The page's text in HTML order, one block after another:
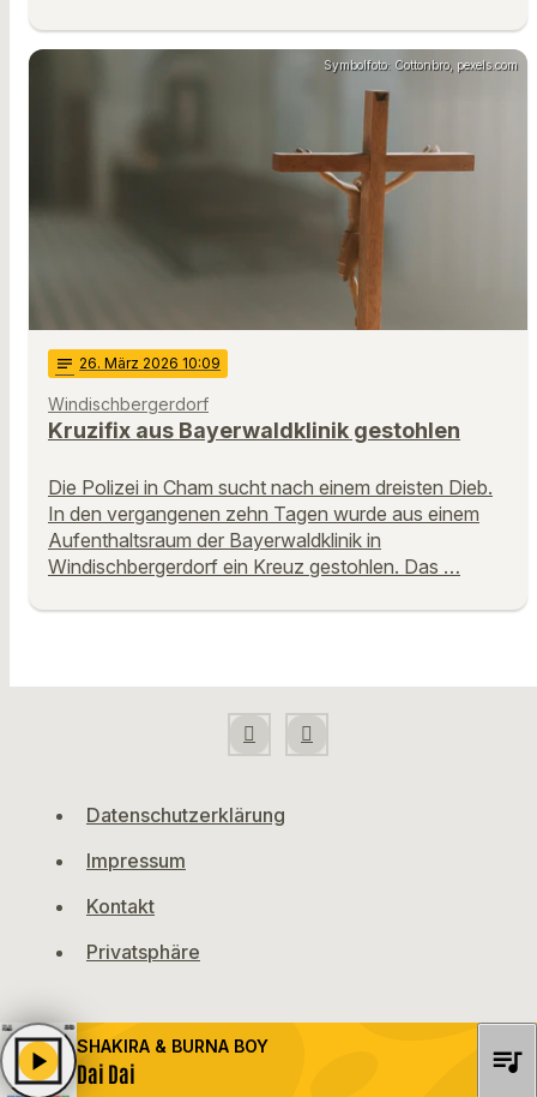
Symbolfoto: Cottonbro, pexels.com
notes 26. März 2026 10:09
Windischbergerdorf
Kruzifix aus Bayerwaldklinik gestohlen
Die Polizei in Cham sucht nach einem dreisten Dieb.
In den vergangenen zehn Tagen wurde aus einem
Aufenthaltsraum der Bayerwaldklinik in
Windischbergerdorf ein Kreuz gestohlen. Das …
Datenschutzerklärung
Impressum
Kontakt
Privatsphäre
SHAKIRA & BURNA BOY
Dai Dai
play_arrow queue_music